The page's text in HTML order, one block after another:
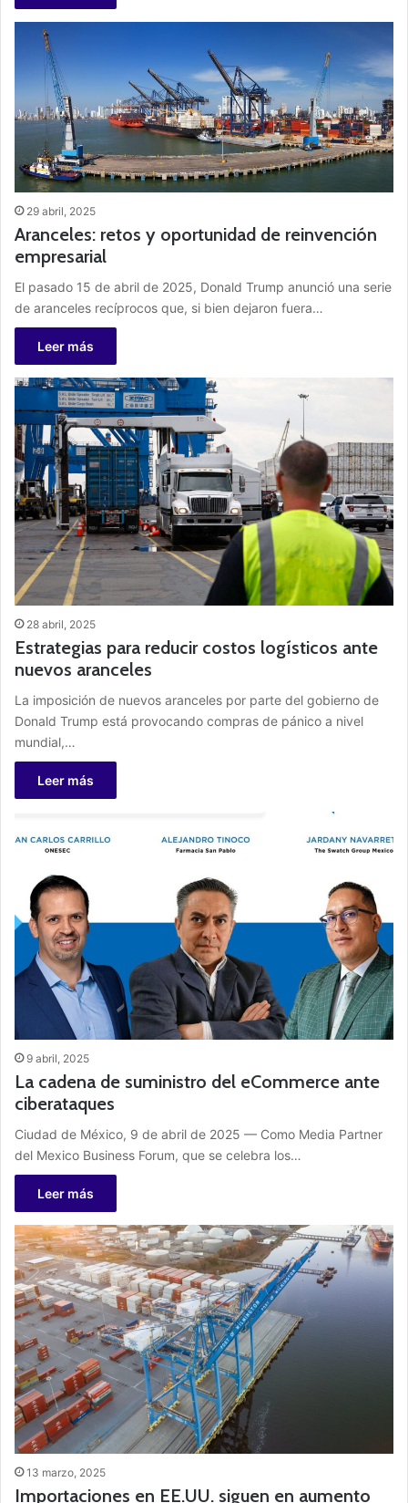
29 abril, 2025
Aranceles: retos y oportunidad de reinvención
empresarial
El pasado 15 de abril de 2025, Donald Trump anunció una serie
de aranceles recíprocos que, si bien dejaron fuera…
Leer más
28 abril, 2025
Estrategias para reducir costos logísticos ante
nuevos aranceles
La imposición de nuevos aranceles por parte del gobierno de
Donald Trump está provocando compras de pánico a nivel
mundial,…
Leer más
9 abril, 2025
La cadena de suministro del eCommerce ante
ciberataques
Ciudad de México, 9 de abril de 2025 — Como Media Partner
del Mexico Business Forum, que se celebra los…
Leer más
13 marzo, 2025
Importaciones en EE.UU. siguen en aumento